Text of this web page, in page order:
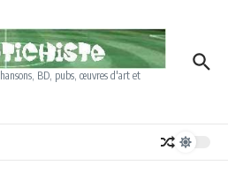
BD, pubs, œuvres d'art et